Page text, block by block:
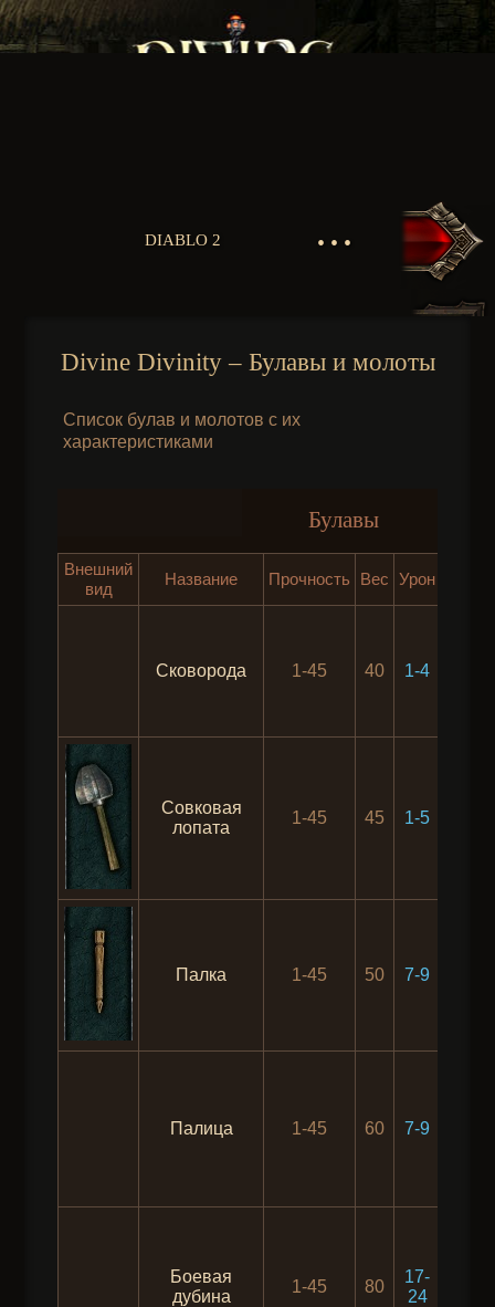
DIABLO 2 • • •
Divine Divinity – Булавы и молоты
Список булав и молотов с их
характеристиками
Булавы
Внешний
вид
Название Прочность Вес Урон
Сковорода 1-45 40 1-4
Совковая
лопата
1-45 45 1-5
Палка 1-45 50 7-9
Палица 1-45 60 7-9
Боевая
дубина
1-45 80
17-
24